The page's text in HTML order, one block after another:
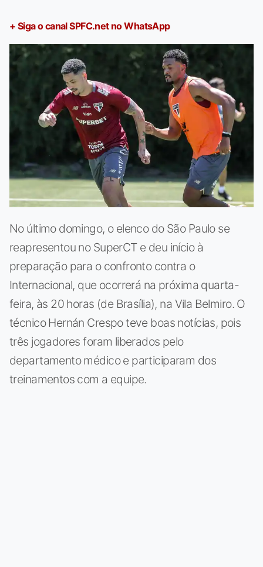
+ Siga o canal SPFC.net no WhatsApp
No último domingo, o elenco do São Paulo se
reapresentou no SuperCT e deu início à
preparação para o confronto contra o
Internacional, que ocorrerá na próxima quarta-
feira, às 20 horas (de Brasília), na Vila Belmiro. O
técnico Hernán Crespo teve boas notícias, pois
três jogadores foram liberados pelo
departamento médico e participaram dos
treinamentos com a equipe.